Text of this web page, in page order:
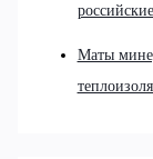
Маты